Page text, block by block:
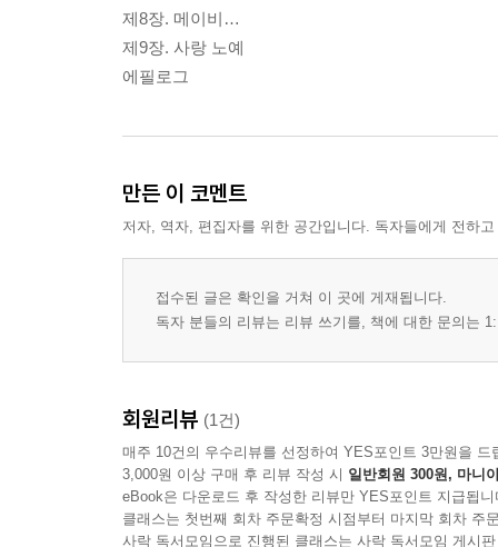
제8장. 메이비…
제9장. 사랑 노예
에필로그
만든 이 코멘트
저자, 역자, 편집자를 위한 공간입니다. 독자들에게 전하
접수된 글은 확인을 거쳐 이 곳에 게재됩니다.
독자 분들의 리뷰는 리뷰 쓰기를, 책에 대한 문의는
회원리뷰 (1건)
매주 10건의 우수리뷰를 선정하여 YES포인트 3만원을 드
3,000원 이상 구매 후 리뷰 작성 시 일반회원 300원, 마니
eBook은 다운로드 후 작성한 리뷰만 YES포인트 지급됩니
클래스는 첫번째 회차 주문확정 시점부터 마지막 회차 주
사락 독서모임으로 진행된 클래스는 사락 독서모임 게시